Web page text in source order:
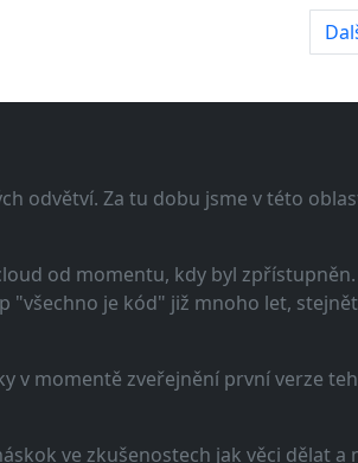
odvětví. Za tu dobu jsme v této
od momentu, kdy byl
"všechno je kód" již mnoho let,
v momentě zveřejnění první verze
ve zkušenostech jak věci dělat a